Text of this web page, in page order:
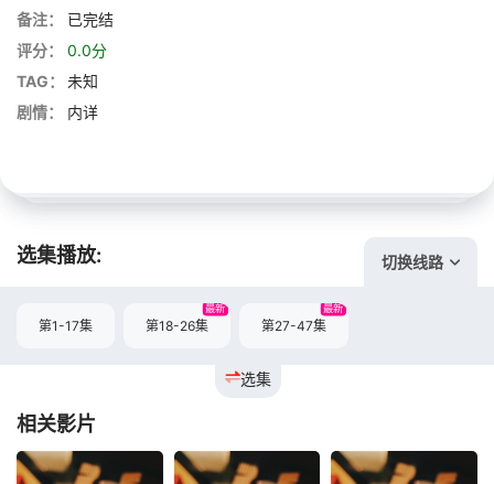
备注：
已完结
评分：
0.0分
TAG：
未知
剧情：
内详
选集播放: 切换线路
选集
第1-17集 第18-26集
最新
第27-47集
最新
相关影片